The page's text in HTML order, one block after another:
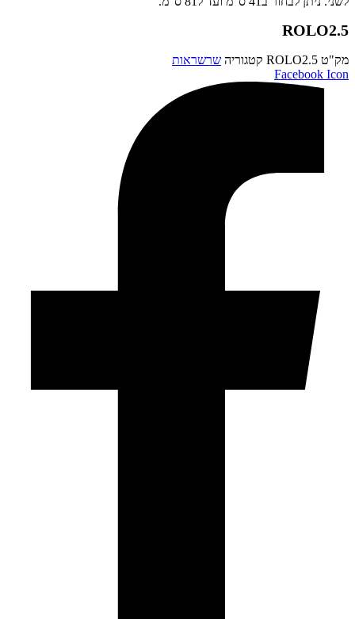
ROLO2.5
מק"ט ROLO2.5 קטגוריה שרשראות
Facebook Icon